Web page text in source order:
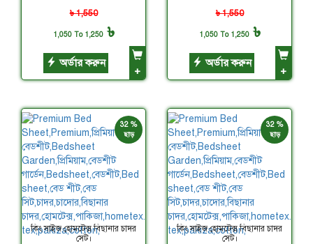
৳ 1,550
1,050 To 1,250৳
অর্ডার করুন
+
৳ 1,550
1,050 To 1,250৳
অর্ডার করুন
+
32 %
ছাড়
কিং সাইজ হোমটেক্স বিছানার চাদর
সেট।
32 %
ছাড়
কিং সাইজ হোমটেক্স বিছানার চাদর
সেট।